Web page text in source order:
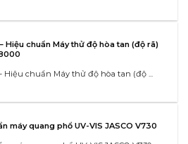
Hiệu chuẩn Máy thử độ hòa tan (độ rã)
Hiệu chuẩn Máy thử độ hòa tan (độ ...
máy quang phổ UV-VIS JASCO V730